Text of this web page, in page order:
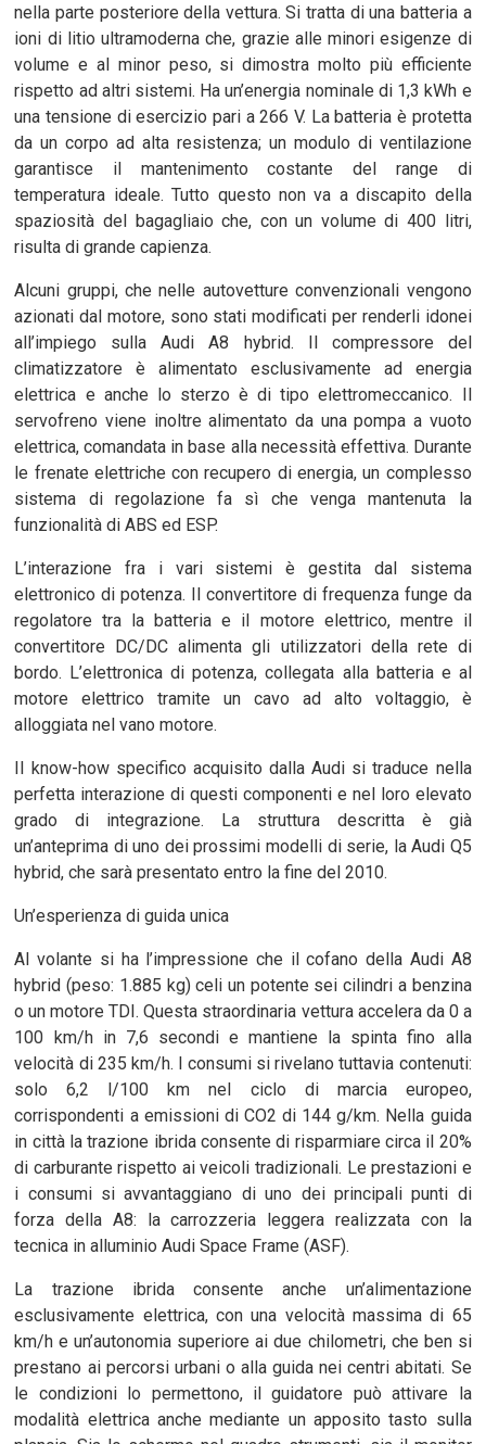
nella parte posteriore della vettura. Si tratta di una batteria a
ioni di litio ultramoderna che, grazie alle minori esigenze di
volume e al minor peso, si dimostra molto più efficiente
rispetto ad altri sistemi. Ha un’energia nominale di 1,3 kWh e
una tensione di esercizio pari a 266 V. La batteria è protetta
da un corpo ad alta resistenza; un modulo di ventilazione
garantisce il mantenimento costante del range di
temperatura ideale. Tutto questo non va a discapito della
spaziosità del bagagliaio che, con un volume di 400 litri,
risulta di grande capienza.
Alcuni gruppi, che nelle autovetture convenzionali vengono
azionati dal motore, sono stati modificati per renderli idonei
all’impiego sulla Audi A8 hybrid. Il compressore del
climatizzatore è alimentato esclusivamente ad energia
elettrica e anche lo sterzo è di tipo elettromeccanico. Il
servofreno viene inoltre alimentato da una pompa a vuoto
elettrica, comandata in base alla necessità effettiva. Durante
le frenate elettriche con recupero di energia, un complesso
sistema di regolazione fa sì che venga mantenuta la
funzionalità di ABS ed ESP.
L’interazione fra i vari sistemi è gestita dal sistema
elettronico di potenza. Il convertitore di frequenza funge da
regolatore tra la batteria e il motore elettrico, mentre il
convertitore DC/DC alimenta gli utilizzatori della rete di
bordo. L’elettronica di potenza, collegata alla batteria e al
motore elettrico tramite un cavo ad alto voltaggio, è
alloggiata nel vano motore.
Il know-how specifico acquisito dalla Audi si traduce nella
perfetta interazione di questi componenti e nel loro elevato
grado di integrazione. La struttura descritta è già
un’anteprima di uno dei prossimi modelli di serie, la Audi Q5
hybrid, che sarà presentato entro la fine del 2010.
Un’esperienza di guida unica
Al volante si ha l’impressione che il cofano della Audi A8
hybrid (peso: 1.885 kg) celi un potente sei cilindri a benzina
o un motore TDI. Questa straordinaria vettura accelera da 0 a
100 km/h in 7,6 secondi e mantiene la spinta fino alla
velocità di 235 km/h. I consumi si rivelano tuttavia contenuti:
solo 6,2 l/100 km nel ciclo di marcia europeo,
corrispondenti a emissioni di CO2 di 144 g/km. Nella guida
in città la trazione ibrida consente di risparmiare circa il 20%
di carburante rispetto ai veicoli tradizionali. Le prestazioni e
i consumi si avvantaggiano di uno dei principali punti di
forza della A8: la carrozzeria leggera realizzata con la
tecnica in alluminio Audi Space Frame (ASF).
La trazione ibrida consente anche un’alimentazione
esclusivamente elettrica, con una velocità massima di 65
km/h e un’autonomia superiore ai due chilometri, che ben si
prestano ai percorsi urbani o alla guida nei centri abitati. Se
le condizioni lo permettono, il guidatore può attivare la
modalità elettrica anche mediante un apposito tasto sulla